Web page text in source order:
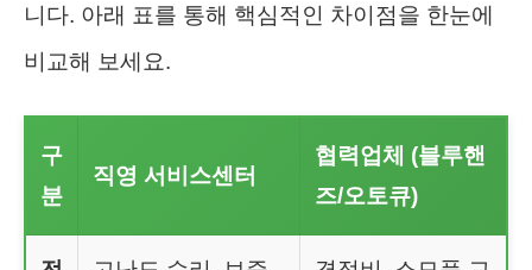
니다. 아래 표를 통해 핵심적인 차이점을 한눈에
비교해 보세요.
구
분
직영 서비스센터
협력업체 (블루핸
즈/오토큐)